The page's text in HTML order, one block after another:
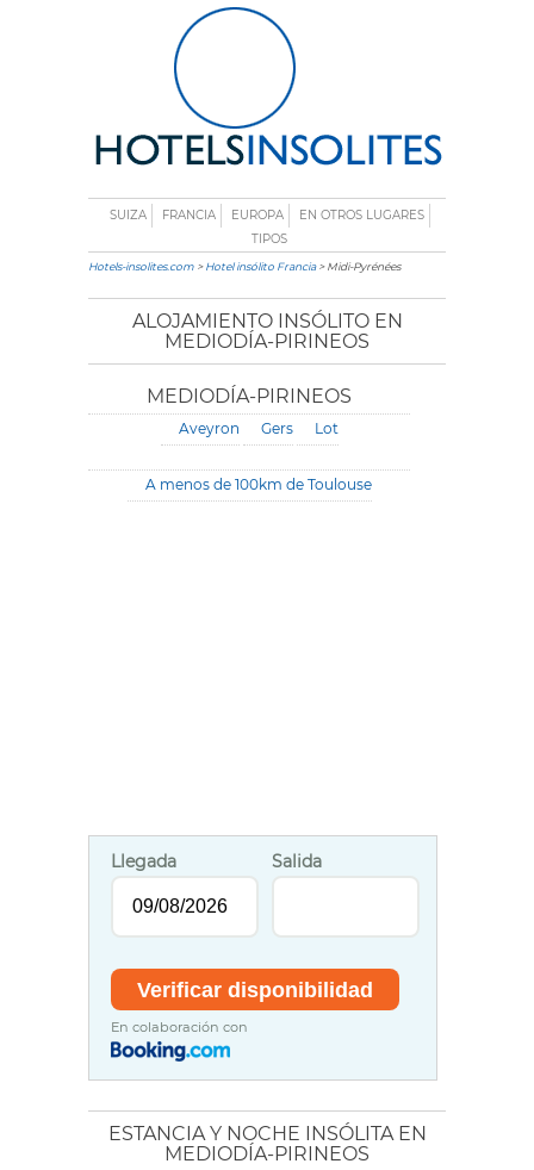
SUIZA FRANCIA EUROPA
EN OTROS LUGARES
TIPOS
Hotels-insolites.com >Hotel insólito Francia> Midi-Pyrénées
ALOJAMIENTO INSÓLITO EN
MEDIODÍA-PIRINEOS
MEDIODÍA-PIRINEOS
Aveyron Gers Lot
A menos de 100km de Toulouse
Llegada Salida
En colaboración con
ESTANCIA Y NOCHE INSÓLITA EN
MEDIODÍA-PIRINEOS